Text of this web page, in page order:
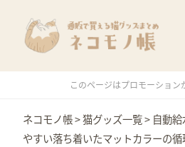
猫グッズ一覧
メーカー別
価格別
このページはプロモーション
ネコモノ帳>猫グッズ一覧> 自動
やすい落ち着いたマットカラーの